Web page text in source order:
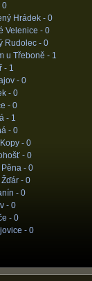
0
Hrádek - 0
Velenice - 0
Rudolec - 0
u Třeboně - 1
- 1
- 0
- 0
- 0
- 1
- 0
- 0
- 0
Pěna - 0
- 0
- 0
- 0
- 0
- 0